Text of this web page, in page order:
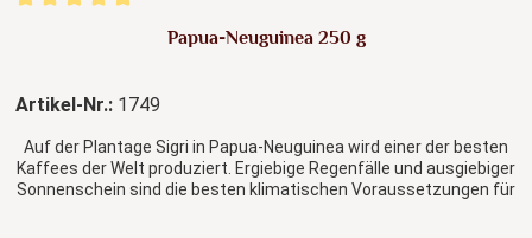
Durchschnittliche Bewertung von 5 von 5 Sternen
Papua-Neuguinea 250 g
Artikel-Nr.: 1749
Auf der Plantage Sigri in Papua-Neuguinea wird einer der besten
Kaffees der Welt produziert. Ergiebige Regenfälle und ausgiebiger
Sonnenschein sind die besten klimatischen Voraussetzungen für